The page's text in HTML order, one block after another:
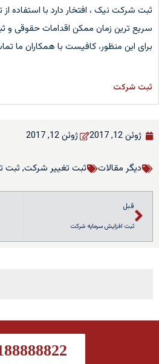
ثبت شرکت نیک ، افتخار دارد با استفاده
سریع ترین زمان ممکن اقدامات حقوقی و
برای این منظور، کافیست با همکاران ما
ثبت شرکت
ژوئن 12, 2017 ژوئن 12, 2017
دیگر مقالات ثبت تغییر شرکت, ثبت
قبل
ثبت افزایش سرمایه شرکت